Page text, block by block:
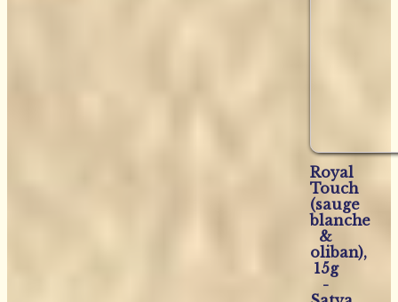
Royal
Touch
(sauge
blanche
&
oliban),
15g
-